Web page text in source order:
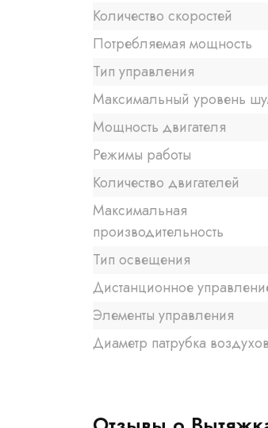
Количество скоростей
Потребляемая мощность
Тип управления
Максимальный уровень
Мощность двигателя
Режимы работы
Количество двигателей
Максимальная
производительность
Тип освещения
Дистанционное
Элементы управления
Диаметр патрубка